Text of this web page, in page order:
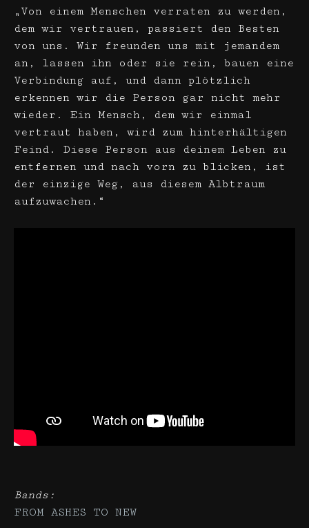
„Von einem Menschen verraten zu werden,
dem wir vertrauen, passiert den Besten
von uns. Wir freunden uns mit jemandem
an, lassen ihn oder sie rein, bauen eine
Verbindung auf, und dann plötzlich
erkennen wir die Person gar nicht mehr
wieder. Ein Mensch, dem wir einmal
vertraut haben, wird zum hinterhältigen
Feind. Diese Person aus deinem Leben zu
entfernen und nach vorn zu blicken, ist
der einzige Weg, aus diesem Albtraum
aufzuwachen.“
Bands:
FROM ASHES TO NEW